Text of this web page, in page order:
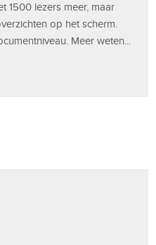
1500 lezers meer, maar
op het scherm.
Meer weten...